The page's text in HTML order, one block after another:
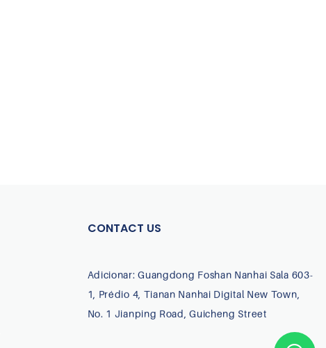
CONTACT US
Adicionar: Guangdong Foshan Nanhai Sala 603-
1, Prédio 4, Tianan Nanhai Digital New Town,
No. 1 Jianping Road, Guicheng Street